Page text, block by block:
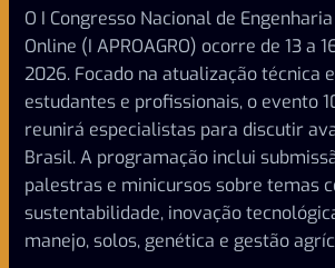
O I Congresso Nacional de
Online (I APROAGRO) ocorre de 13 a
2026. Focado na atualização técnica
estudantes e profissionais, o evento
reunirá especialistas para discutir
Brasil. A programação inclui
palestras e minicursos sobre temas
sustentabilidade, inovação
manejo, solos, genética e gestão